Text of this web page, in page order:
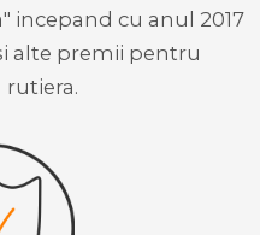
incepand cu anul 2017
alte premii pentru